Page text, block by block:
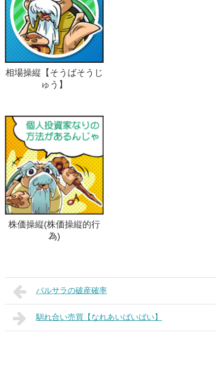
相場操縦【そうばそうじ
ゅう】
株価操縦(株価操縦的行
為)
バルサラの破産確率
馴れ合い売買【なれあいばいばい】